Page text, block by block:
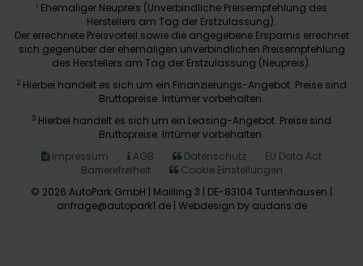
1 Ehemaliger Neupreis (Unverbindliche Preisempfehlung des
Herstellers am Tag der Erstzulassung).
Der errechnete Preisvorteil sowie die angegebene Ersparnis errechnet
sich gegenüber der ehemaligen unverbindlichen Preisempfehlung
des Herstellers am Tag der Erstzulassung (Neupreis).
2 Hierbei handelt es sich um ein Finanzierungs-Angebot. Preise sind
Bruttopreise. Irrtümer vorbehalten.
3 Hierbei handelt es sich um ein Leasing-Angebot. Preise sind
Bruttopreise. Irrtümer vorbehalten.
Impressum
AGB Datenschutz
EU Data Act
Barrierefreiheit
Cookie Einstellungen
© 2026 AutoPark GmbH | Mailling 3 | DE-83104 Tuntenhausen |
anfrage@autopark1.de | Webdesign by audaris.de